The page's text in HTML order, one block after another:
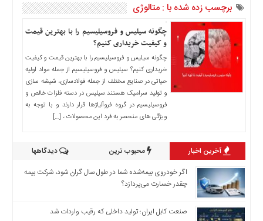
سیاسی
فرهنگی
منوی
صفحه
ایران
اخبار
المللی
برچسب زده شده با : متالوژی
چگونه سیلیس و فروسیلیسیم را با بهترین قیمت
و کیفیت خریداری کنیم؟
چگونه سیلیس و فروسیلیسیم را با بهترین قیمت و کیفیت
خریداری کنیم؟ سیلیس و فروسیلیسیم از جمله مواد اولیه
حیاتی در صنایع مختلف از جمله فولادسازی، شیشه ‌سازی
و تولید سرامیک هستند.سیلیس در دسته فلزات خالص و
فروسیلیسیم در گروه فروآلیاژها قرار دارند و با توجه به
ویژگی‌ های منحصر به فرد این محصولات ، […]
آخرین اخبار محبوب ترین
دیدگاهها
اگر خودروی بیمه‌شده شما در طول سال گران شود، شرکت بیمه
چقدر خسارت می‌پردازد؟
صنعت کابل ایران؛ تولید داخلی که رقیب واردات شد